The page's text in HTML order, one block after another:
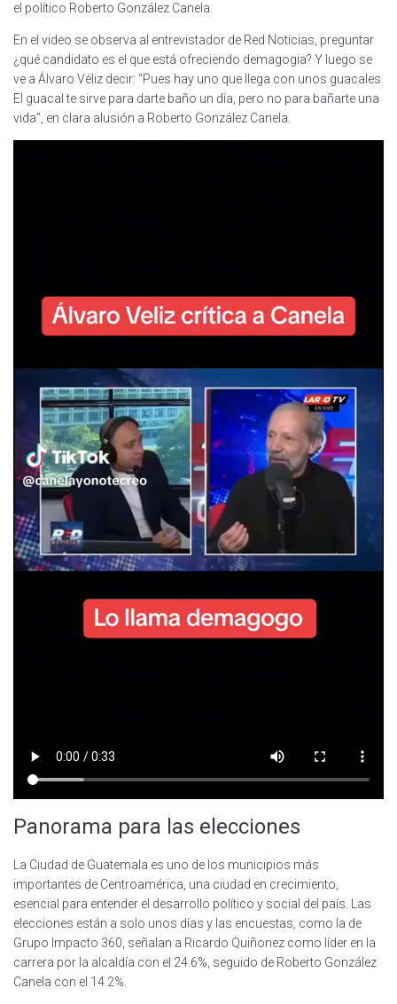
el político Roberto González Canela.
En el video se observa al entrevistador de Red Noticias, preguntar
¿qué candidato es el que está ofreciendo demagogia? Y luego se
ve a Álvaro Véliz decir: “Pues hay uno que llega con unos guacales.
El guacal te sirve para darte baño un día, pero no para bañarte una
vida”, en clara alusión a Roberto González Canela.
Panorama para las elecciones
La Ciudad de Guatemala es uno de los municipios más
importantes de Centroamérica, una ciudad en crecimiento,
esencial para entender el desarrollo político y social del país. Las
elecciones están a solo unos días y las encuestas, como la de
Grupo Impacto 360, señalan a Ricardo Quiñonez como líder en la
carrera por la alcaldía con el 24.6%, seguido de Roberto González
Canela con el 14.2%.